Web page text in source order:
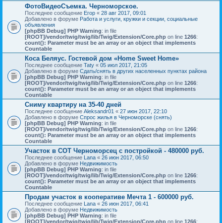
ФотоВидеоСъемка. Черноморское.
Последнее сообщение Егор « 28 авг 2017, 09:01
Добавлено в форуме Работа и услуги, кружки и секции, социальные
объявления
[phpBB Debug] PHP Warning: in file
[ROOT]/vendor/twig/twig/lib/Twig/Extension/Core.php on line 1266:
count(): Parameter must be an array or an object that implements
Countable
Коса Беляус. Гостевой дом «Home Sweet Home»
Последнее сообщение Taty « 05 июл 2017, 21:05
Добавлено в форуме Сдать/снять в других населенных пунктах района
[phpBB Debug] PHP Warning: in file
[ROOT]/vendor/twig/twig/lib/Twig/Extension/Core.php on line 1266:
count(): Parameter must be an array or an object that implements
Countable
Сниму квартиру на 35-40 дней
Последнее сообщение Aleksandr01 « 27 июн 2017, 22:10
Добавлено в форуме Спрос жилья в Черноморске (снять)
[phpBB Debug] PHP Warning: in file
[ROOT]/vendor/twig/twig/lib/Twig/Extension/Core.php on line 1266:
count(): Parameter must be an array or an object that implements
Countable
Участок в СОТ Черноморсец с постройкой - 480000 руб.
Последнее сообщение Lana « 26 июн 2017, 06:50
Добавлено в форуме Недвижимость
[phpBB Debug] PHP Warning: in file
[ROOT]/vendor/twig/twig/lib/Twig/Extension/Core.php on line 1266:
count(): Parameter must be an array or an object that implements
Countable
Продам участок в кооперативе Мечта 1 - 600000 руб.
Последнее сообщение Lana « 26 июн 2017, 06:41
Добавлено в форуме Недвижимость
[phpBB Debug] PHP Warning: in file
[ROOT]/vendor/twig/twig/lib/Twig/Extension/Core.php on line 1266: